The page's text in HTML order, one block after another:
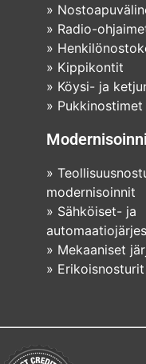
»
» Radio-
»
» Kippikontit
» Köysi- ja
» Pukkinostimet
»
modernisoinnit
» Sähköiset- ja
» Mekaaniset
» Erikoisnosturit